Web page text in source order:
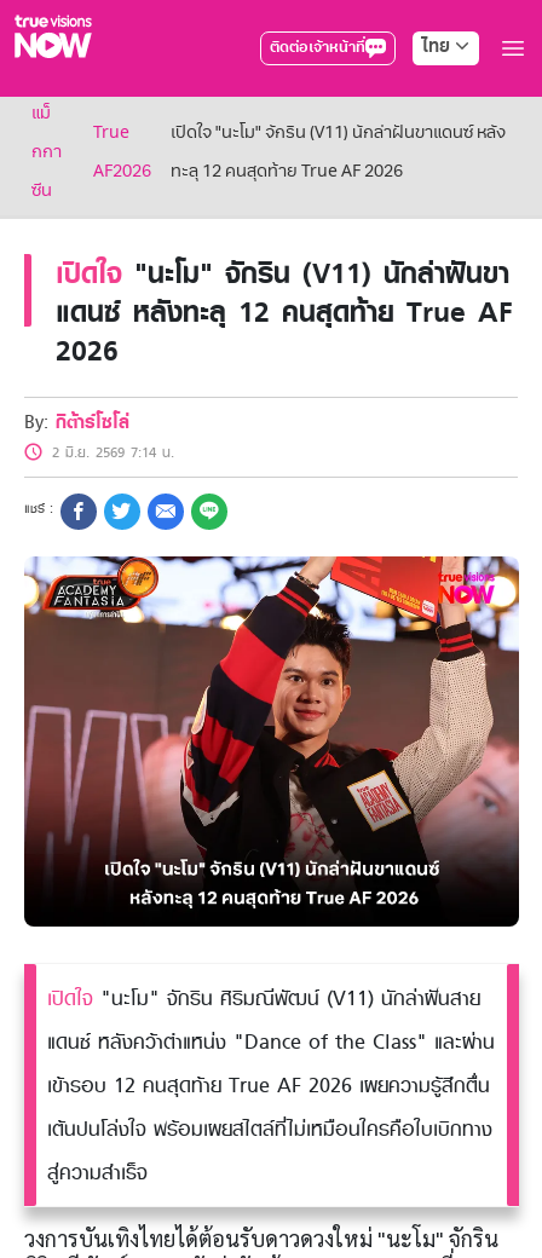
ติดต่อเจ้าหน้าที่ ไทย
True AF2026
แพ็กเกจ
NOW SPORTS
แพ็กเกจทรูวิชันส์นาวทั้งหมด
เคเบิลและจานดาวเทียม
สิทธิพิเศษ
สิทธิพิเศษลูกค้าทรูวิชั่นส์
Showtime
HoReCa
แพ็กเกจสำหรับผู้ประกอบการ
หาร้านร่วมรายการ
FAQs
แม็
กกา
ซีน
True
AF2026
เปิดใจ "นะโม" จักริน (V11) นักล่าฝันขาแดนซ์ หลัง
ทะลุ 12 คนสุดท้าย True AF 2026
เปิดใจ "นะโม" จักริน (V11) นักล่าฝันขา
แดนซ์ หลังทะลุ 12 คนสุดท้าย True AF
2026
By: กีต้าร์โซโล่
2 มิ.ย. 2569 7:14 น.
เปิดใจ "นะโม" จักริน ศิริมณีพัฒน์ (V11) นักล่าฝันสาย
แดนซ์ หลังคว้าตำแหน่ง "Dance of the Class" และผ่าน
เข้ารอบ 12 คนสุดท้าย True AF 2026 เผยความรู้สึกตื่น
เต้นปนโล่งใจ พร้อมเผยสไตล์ที่ไม่เหมือนใครคือใบเบิกทาง
สู่ความสำเร็จ
วงการบันเทิงไทยได้ต้อนรับดาวดวงใหม่ "นะโม" จักริน